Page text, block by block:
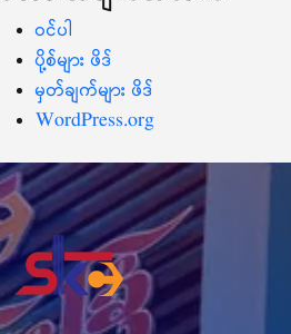
ဝင်ပါ
ပို့စ်များ ဖိဒ်
မှတ်ချက်များ ဖိဒ်
WordPress.org